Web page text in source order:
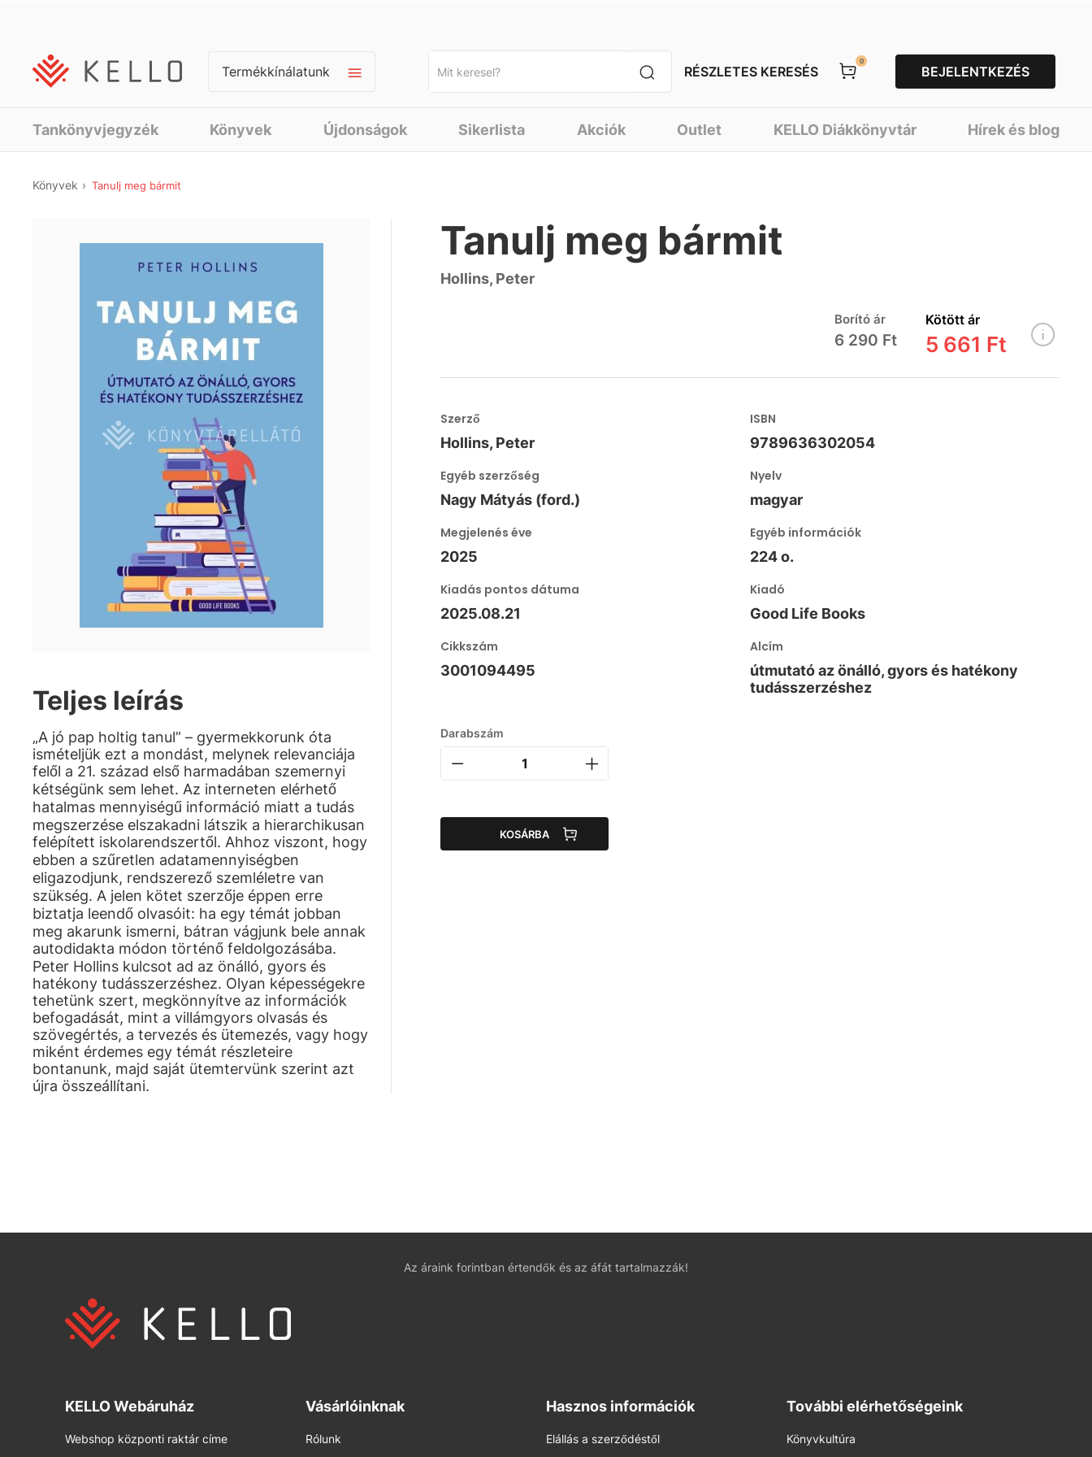
Termékkínálatunk RÉSZLETES KERESÉS
0
BEJELENTKEZÉS
Tankönyvjegyzék Könyvek Újdonságok Sikerlista Akciók Outlet KELLO Diákkönyvtár Hírek és blog
Könyvek Tanulj meg bármit
Teljes leírás
„A jó pap holtig tanul” – gyermekkorunk óta
ismételjük ezt a mondást, melynek relevanciája
felől a 21. század első harmadában szemernyi
kétségünk sem lehet. Az interneten elérhető
hatalmas mennyiségű információ miatt a tudás
megszerzése elszakadni látszik a hierarchikusan
felépített iskolarendszertől. Ahhoz viszont, hogy
ebben a szűretlen adatamennyiségben
eligazodjunk, rendszerező szemléletre van
szükség. A jelen kötet szerzője éppen erre
biztatja leendő olvasóit: ha egy témát jobban
meg akarunk ismerni, bátran vágjunk bele annak
autodidakta módon történő feldolgozásába.
Peter Hollins kulcsot ad az önálló, gyors és
hatékony tudásszerzéshez. Olyan képességekre
tehetünk szert, megkönnyítve az információk
befogadását, mint a villámgyors olvasás és
szövegértés, a tervezés és ütemezés, vagy hogy
miként érdemes egy témát részleteire
bontanunk, majd saját ütemtervünk szerint azt
újra összeállítani.
Tanulj meg bármit
Hollins, Peter
Borító ár
6 290 Ft
Kötött ár
5 661 Ft
Szerző
Hollins, Peter
ISBN
9789636302054
Egyéb szerzőség
Nagy Mátyás (ford.)
Nyelv
magyar
Megjelenés éve
2025
Egyéb információk
224 o.
Kiadás pontos dátuma
2025.08.21
Kiadó
Good Life Books
Cikkszám
3001094495
Alcím
útmutató az önálló, gyors és hatékony
tudásszerzéshez
Darabszám
KOSÁRBA
Az áraink forintban értendők és az áfát tartalmazzák!
KELLO Webáruház
Webshop központi raktár címe
Vásárlóinknak
Rólunk
Hasznos információk
Elállás a szerződéstől
További elérhetőségeink
Könyvkultúra